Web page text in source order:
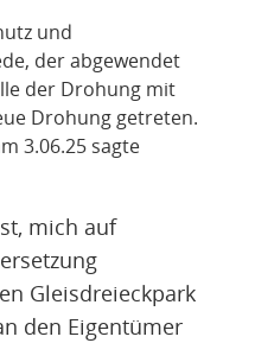
und
der abgewendet
der Drohung mit
Drohung getreten.
3.06.25 sagte
mich auf
Gleisdreieckpark
den Eigentümer